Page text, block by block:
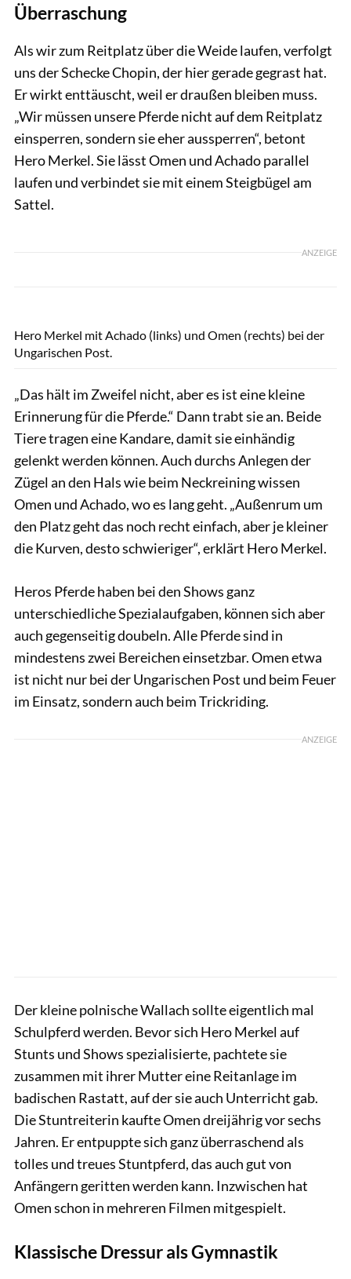
Überraschung
Als wir zum Reitplatz über die Weide laufen, verfolgt
uns der Schecke Chopin, der hier gerade gegrast hat.
Er wirkt enttäuscht, weil er draußen bleiben muss.
„Wir müssen unsere Pferde nicht auf dem Reitplatz
einsperren, sondern sie eher aussperren“, betont
Hero Merkel. Sie lässt Omen und Achado parallel
laufen und verbindet sie mit einem Steigbügel am
Sattel.
ANZEIGE
Hero Merkel mit Achado (links) und Omen (rechts) bei der
Ungarischen Post.
„Das hält im Zweifel nicht, aber es ist eine kleine
Erinnerung für die Pferde.“ Dann trabt sie an. Beide
Tiere tragen eine Kandare, damit sie einhändig
gelenkt werden können. Auch durchs Anlegen der
Zügel an den Hals wie beim Neckreining wissen
Omen und Achado, wo es lang geht. „Außenrum um
den Platz geht das noch recht einfach, aber je kleiner
die Kurven, desto schwieriger“, erklärt Hero Merkel.
Heros Pferde haben bei den Shows ganz
unterschiedliche Spezialaufgaben, können sich aber
auch gegenseitig doubeln. Alle Pferde sind in
mindestens zwei Bereichen einsetzbar. Omen etwa
ist nicht nur bei der Ungarischen Post und beim Feuer
im Einsatz, sondern auch beim Trickriding.
ANZEIGE
Der kleine polnische Wallach sollte eigentlich mal
Schulpferd werden. Bevor sich Hero Merkel auf
Stunts und Shows spezialisierte, pachtete sie
zusammen mit ihrer Mutter eine Reitanlage im
badischen Rastatt, auf der sie auch Unterricht gab.
Die Stuntreiterin kaufte Omen dreijährig vor sechs
Jahren. Er entpuppte sich ganz überraschend als
tolles und treues Stuntpferd, das auch gut von
Anfängern geritten werden kann. Inzwischen hat
Omen schon in mehreren Filmen mitgespielt.
Klassische Dressur als Gymnastik